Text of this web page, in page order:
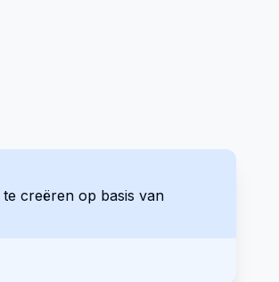
creëren op basis van